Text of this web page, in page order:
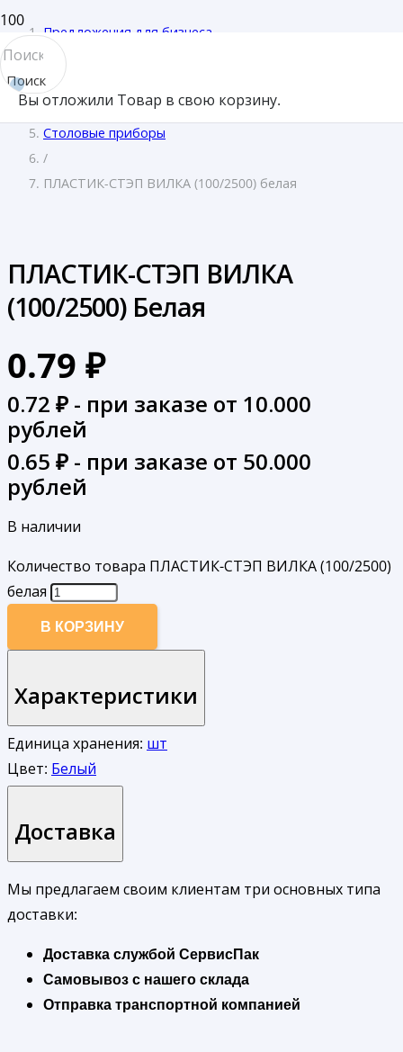
Поиск
товара
Вы отложили Товар в свою корзину.
Предложения для бизнеса
Отели и гостиницы
/
Столовые приборы
/
ПЛАСТИК-СТЭП ВИЛКА (100/2500) белая
ПЛАСТИК-СТЭП ВИЛКА
(100/2500) Белая
0.79 ₽
0.72 ₽ - при заказе от 10.000
рублей
0.65 ₽ - при заказе от 50.000
рублей
В наличии
Количество товара ПЛАСТИК-СТЭП ВИЛКА (100/2500)
белая
В КОРЗИНУ
Характеристики
Единица хранения: шт
Цвет: Белый
Доставка
Мы предлагаем своим клиентам три основных типа
доставки:
Доставка службой СервисПак
Самовывоз с нашего склада
Отправка транспортной компанией